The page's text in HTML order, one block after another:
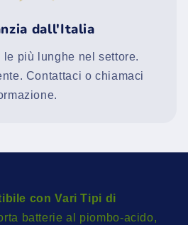
dall'Italia
le più lunghe nel settore.
Contattaci o chiamaci
con Vari Tipi di
batterie al piombo-acido,